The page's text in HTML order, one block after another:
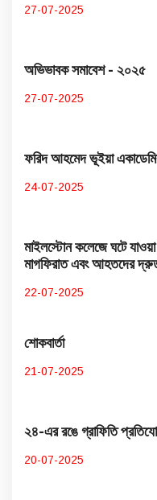
27-07-2025
অভিভাবক সমাবেশ - ২০২৫
27-07-2025
ফরিদ আহমেদ ভূইয়া
24-07-2025
মাইলস্টোন কলেজে ঘটে যাওয়া
মাগফিরাত এবং আহতদের
22-07-2025
শোকবার্তা
21-07-2025
২৪-এর রঙে গ্রাফিতি
20-07-2025